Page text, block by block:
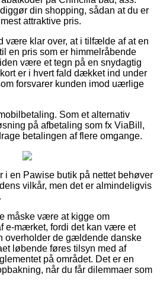
din shopping, sådan at du er
attraktive pris.
være klar over, at i tilfælde af at en
en pris som er himmelråbende
være et tegn på en snydagtig
er i hvert fald dækket ind under
forsvarer kunden imod uærlige
Som et alternativ
på afbetaling som fx ViaBill,
betalingen af flere omgange.
i en Pawise butik på nettet behøver
vilkår, men det er almindeligvis
måske være at kigge om
e-mærket, fordi det kan være et
overholder de gældende danske
løbende føres tilsyn med af
på området. Det er en
når du får dilemmaer som